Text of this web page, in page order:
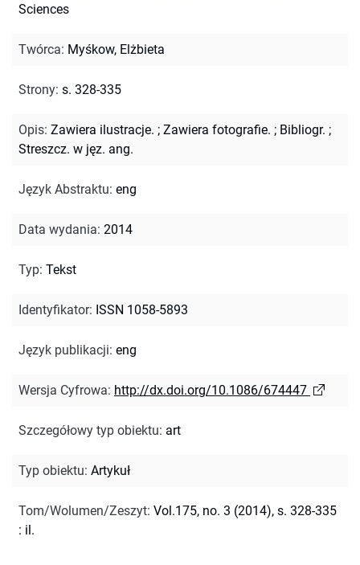
Sciences
Twórca: Myśkow, Elżbieta
Strony: s. 328-335
Opis: Zawiera ilustracje. ; Zawiera fotografie. ; Bibliogr. ;
Streszcz. w jęz. ang.
Język Abstraktu: eng
Data wydania: 2014
Typ: Tekst
Identyfikator: ISSN 1058-5893
Język publikacji: eng
Wersja Cyfrowa: http://dx.doi.org/10.1086/674447
Szczegółowy typ obiektu: art
Typ obiektu: Artykuł
Tom/Wolumen/Zeszyt: Vol.175, no. 3 (2014), s. 328-335
: il.